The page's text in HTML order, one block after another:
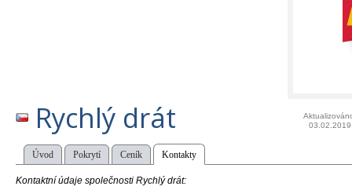
Rychlý drát
03.02.2019
Úvod Pokrytí Ceník Kontakty
Kontaktní údaje společnosti Rychlý drát: